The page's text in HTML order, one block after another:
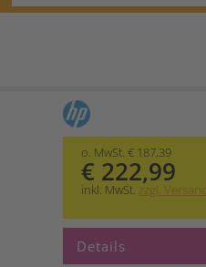
o. MwSt. € 187,39
€ 222,99
inkl. MwSt. zzgl. Versand
Details